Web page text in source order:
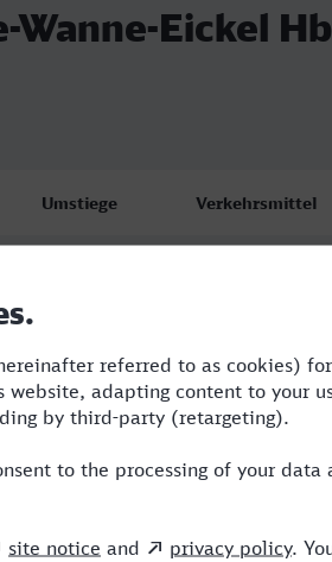
Wanne-Eickel
Umstiege Verkehrsmittel
1 RE,NX